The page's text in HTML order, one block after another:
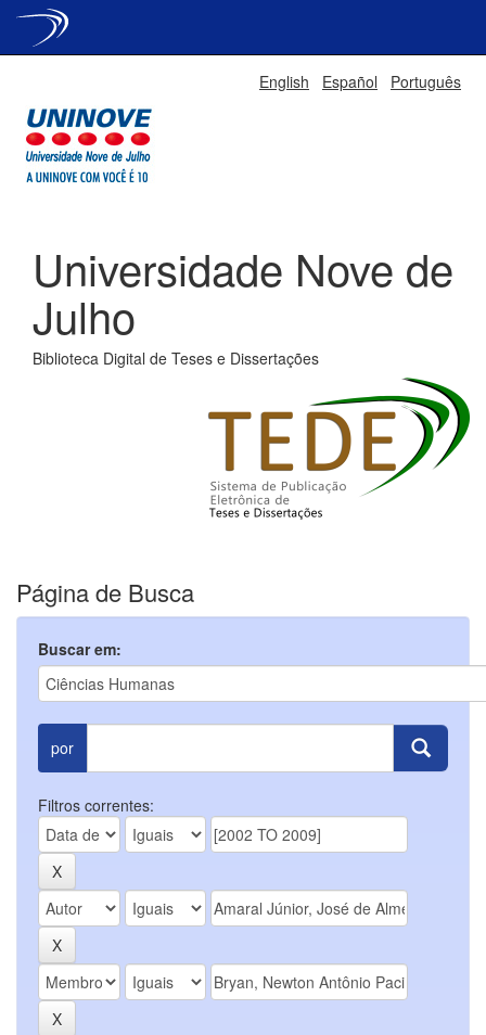
English Español Português
Universidade Nove de
Julho
Biblioteca Digital de Teses e Dissertações
Página de Busca
Buscar em:
por
Filtros correntes: